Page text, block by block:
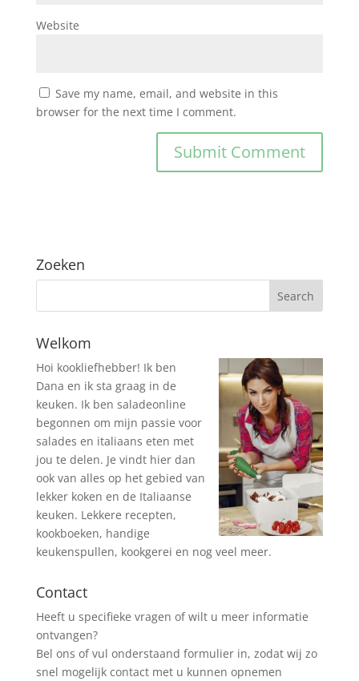
Website
Save my name, email, and website in this
browser for the next time I comment.
Zoeken
Welkom
Hoi kookliefhebber! Ik ben
Dana en ik sta graag in de
keuken. Ik ben saladeonline
begonnen om mijn passie voor
salades en italiaans eten met
jou te delen. Je vindt hier dan
ook van alles op het gebied van
lekker koken en de Italiaanse
keuken. Lekkere recepten,
kookboeken, handige
keukenspullen, kookgerei en nog veel meer.
Contact
Heeft u specifieke vragen of wilt u meer informatie
ontvangen?
Bel ons of vul onderstaand formulier in, zodat wij zo
snel mogelijk contact met u kunnen opnemen